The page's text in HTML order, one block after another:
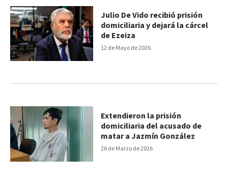
12 de Mayo de 2026
Julio De Vido recibió prisión
domiciliaria y dejará la cárcel
de Ezeiza
26 de Marzo de 2026
Extendieron la prisión
domiciliaria del acusado de
matar a Jazmín González